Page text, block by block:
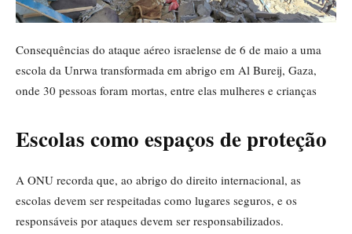
Consequências do ataque aéreo israelense de 6 de maio a uma
escola da Unrwa transformada em abrigo em Al Bureij, Gaza,
onde 30 pessoas foram mortas, entre elas mulheres e crianças
Escolas como espaços de proteção
A ONU recorda que, ao abrigo do direito internacional, as
escolas devem ser respeitadas como lugares seguros, e os
responsáveis por ataques devem ser responsabilizados.